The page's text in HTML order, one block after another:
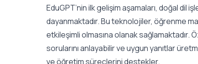
EduGPT’nin ilk gelişim aşamaları, doğal
dayanmaktadır. Bu teknolojiler, öğrenme
etkileşimli olmasına olanak
sorularını anlayabilir ve uygun yanıtlar
ve öğretim süreçlerini destekler.